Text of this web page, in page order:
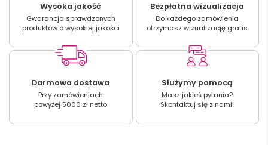
Wysoka jakość
Gwarancja sprawdzonych
produktów o wysokiej jakości
Bezpłatna wizualizacja
Do każdego zamówienia
otrzymasz wizualizację gratis
Darmowa dostawa
Przy zamówieniach
powyżej 5000 zł netto
Służymy pomocą
Masz jakieś pytania?
Skontaktuj się z nami!